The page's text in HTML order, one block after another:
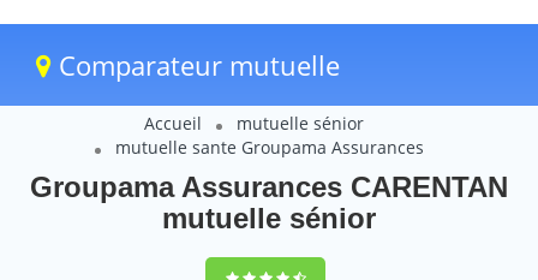
Comparateur mutuelle
Accueil
mutuelle sénior
mutuelle sante Groupama Assurances
Groupama Assurances CARENTAN
mutuelle sénior